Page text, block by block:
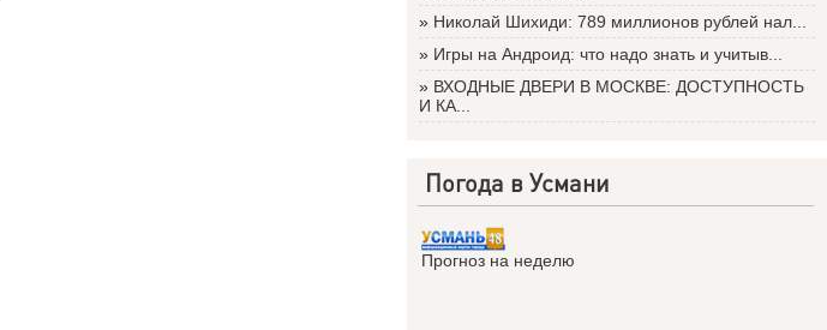
» Николай Шихиди: 789 миллионов рублей нал...
» Игры на Андроид: что надо знать и учитыв...
» ВХОДНЫЕ ДВЕРИ В МОСКВЕ: ДОСТУПНОСТЬ
И КА...
Погода в Усмани
Прогноз на неделю